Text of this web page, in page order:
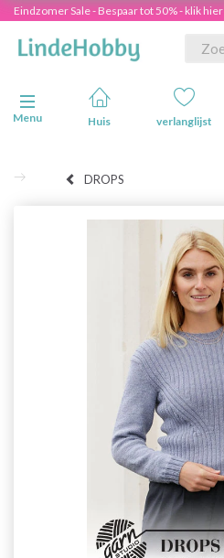
Eindzomer Sale - Bespaar tot 50% - klik hier
Navigatie in-/uitschakelen
Menu
Huis verlanglijst
DROPS